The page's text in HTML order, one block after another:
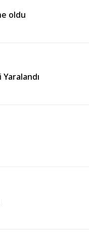
oldu